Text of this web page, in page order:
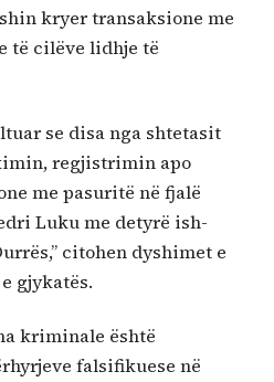
kryer transaksione me
të cilëve lidhje të
se disa nga shtetasit
regjistrimin apo
me pasuritë në fjalë
Luku me detyrë ish-
citohen dyshimet e
gjykatës.
kriminale është
falsifikuese në